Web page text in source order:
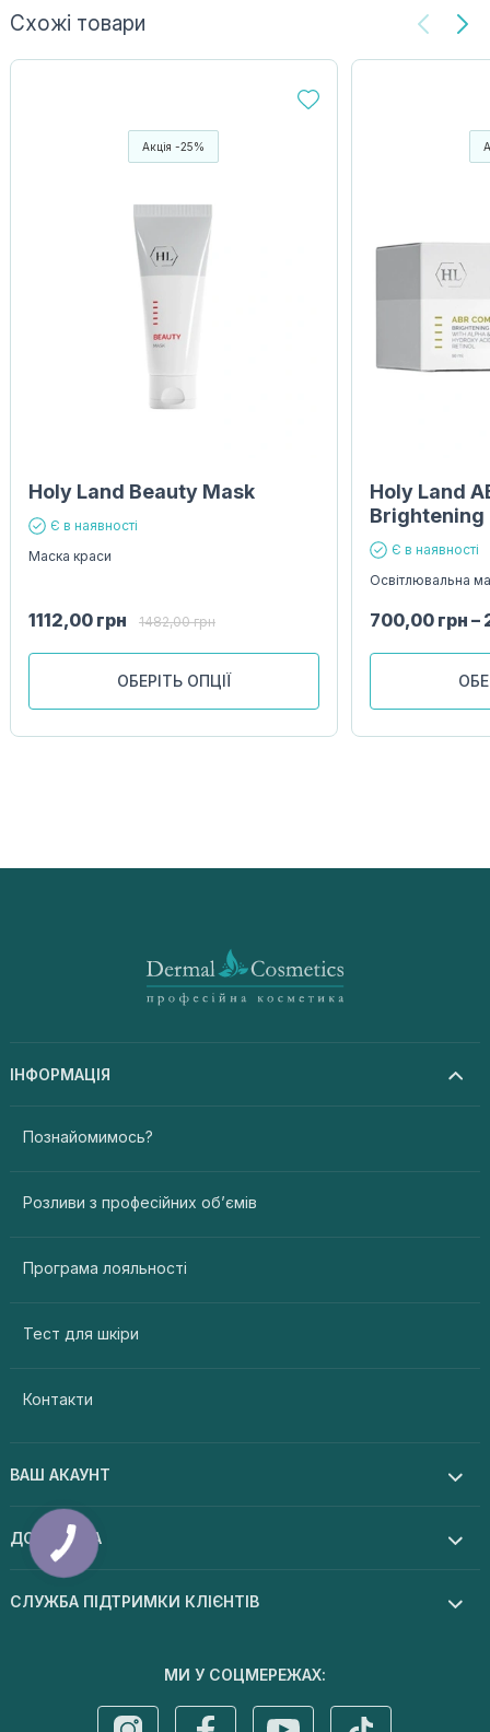
Схожі товари
Акція -25%
Holy Land Beauty Mask
Є в наявності
Маска краси
1112,00 грн 1482,00грн
ОБЕРІТЬ ОПЦІЇ
Holy Land
Brightening
Є в наявності
Освітлювальна
700,00 грн –
ІНФОРМАЦІЯ
Познайомимось?
Розливи з професійних об’ємів
Програма лояльності
Тест для шкіри
Контакти
ВАШ АКАУНТ
ДОПОМОГА
СЛУЖБА ПІДТРИМКИ КЛІЄНТІВ
МИ У СОЦМЕРЕЖАХ: